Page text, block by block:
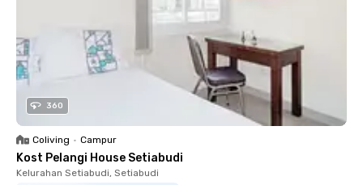
360
Coliving • Campur
Kost Pelangi House Setiabudi
Kelurahan Setiabudi, Setiabudi